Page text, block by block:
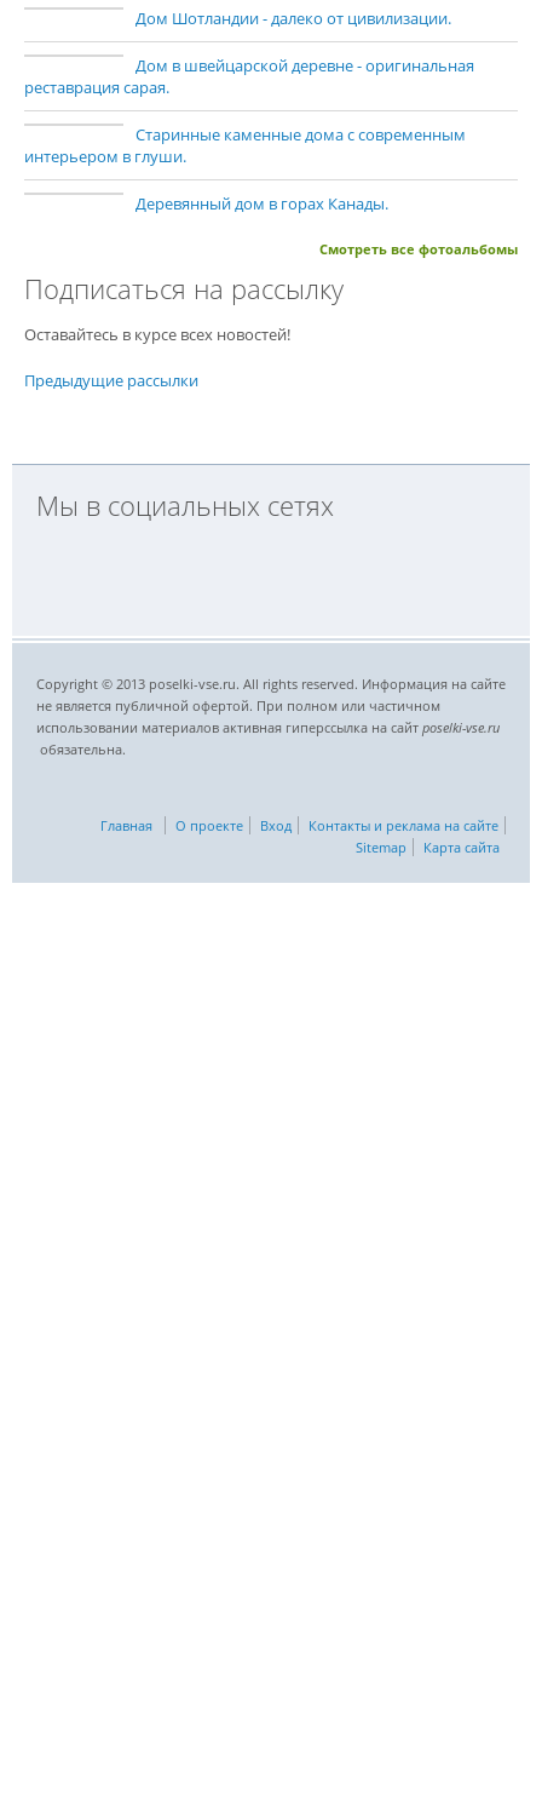
Дом Шотландии - далеко от цивилизации.
Дом в швейцарской деревне - оригинальная
реставрация сарая.
Старинные каменные дома с современным
интерьером в глуши.
Деревянный дом в горах Канады.
Смотреть все фотоальбомы
Подписаться на рассылку
Оставайтесь в курсе всех новостей!
Предыдущие рассылки
Мы в социальных сетях
Copyright © 2013 poselki-vse.ru. All rights reserved. Информация на сайте
не является публичной офертой. При полном или частичном
использовании материалов активная гиперссылка на сайт poselki-vse.ru​
обязательна.
Главная О проекте Вход
Контакты и реклама на сайте
Sitemap
Карта сайта